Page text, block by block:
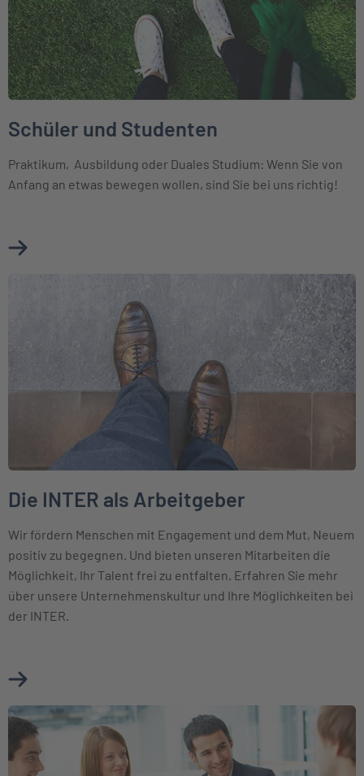
Schüler und Studenten
Praktikum, Ausbildung oder Duales Studium: Wenn Sie von
Anfang an etwas bewegen wollen, sind Sie bei uns richtig!
Mehr über Schüler und Studenten erfahren
Die INTER als Arbeitgeber
Wir fördern Menschen mit Engagement und dem Mut, Neuem
positiv zu begegnen. Und bieten unseren Mitarbeiten die
Möglichkeit, Ihr Talent frei zu entfalten. Erfahren Sie mehr
über unsere Unternehmenskultur und Ihre Möglichkeiten bei
der INTER.
Mehr über Die INTER als Arbeitgeber erfahren
Weiter zu Karriere bei der BKM